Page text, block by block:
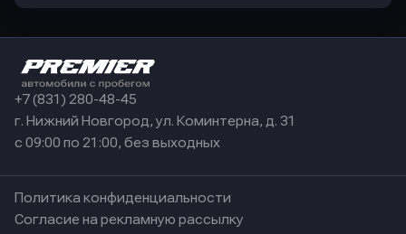
+7 (831) 280-48-45
г. Нижний Новгород, ул. Коминтерна, д. 31
с 09:00 по 21:00, без выходных
Политика конфиденциальности
Согласие на рекламную рассылку